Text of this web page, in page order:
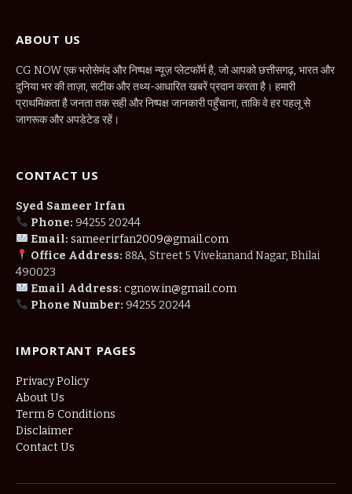
ABOUT US
CG NOW एक भरोसेमंद और निष्पक्ष न्यूज़ प्लेटफॉर्म है, जो आपको छत्तीसगढ़, भारत और
दुनिया भर की ताज़ा, सटीक और तथ्य-आधारित खबरें प्रदान करता है। हमारी
प्राथमिकता है जनता तक सही और निष्पक्ष जानकारी पहुँचाना, ताकि वे हर पहलू से
जागरूक और अपडेटेड रहें।
CONTACT US
Syed Sameer Irfan
Phone: 94255 20244
Email: sameerirfan2009@gmail.com
Office Address: 88A, Street 5 Vivekanand Nagar, Bhilai
490023
Email Address: cgnow.in@gmail.com
Phone Number: 94255 20244
IMPORTANT PAGES
Privacy Policy
About Us
Term & Conditions
Disclaimer
Contact Us